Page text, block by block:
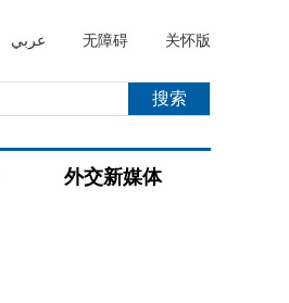
عربي 无障碍 关怀版
外交新媒体